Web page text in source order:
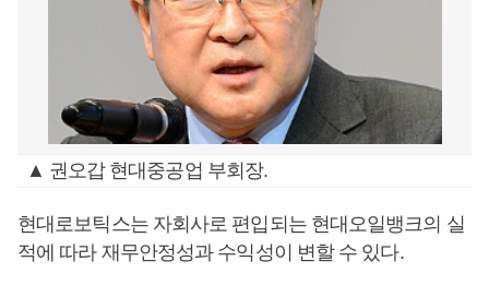
▲ 권오갑 현대중공업 부회장.
현대로보틱스는 자회사로 편입되는 현대오일뱅크의 실
적에 따라 재무안정성과 수익성이 변할 수 있다.